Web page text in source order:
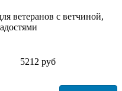
ветеранов с ветчиной,
5212 руб